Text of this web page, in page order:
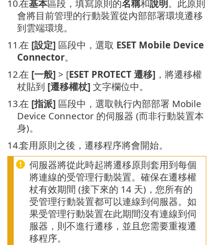
10.在基本區段，填寫原則的名稱和說明。此原則
會將目前管理的行動裝置從內部部署環境遷移
到雲端環境。
11.在 [設定] 區段中，選取 ESET Mobile Device
Connector。
12.在 [一般] > [ESET PROTECT 遷移] ，將遷移權
杖貼到 [遷移權杖] 文字欄位中。
13.在 [指派] 區段中，選取執行內部部署 Mobile
Device Connector 的伺服器 (而非行動裝置本
身)。
14.套用原則之後，遷移程序將會開始。
伺服器將從此時起將遷移原則套用到每個
將連線的受管理行動裝置。確保在遷移權
杖有效期間 (接下來的 14 天)，您所有的
受管理行動裝置都可以連線到伺服器。如
果受管理行動裝置在此期間沒有連線到伺
服器，則不進行遷移，並且您需要重複遷
移程序。